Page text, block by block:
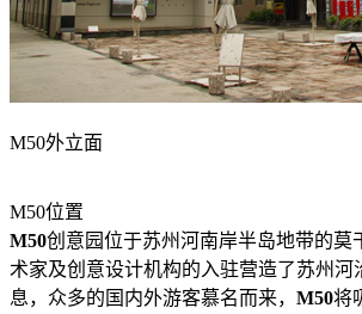
M50外立面
M50位置
M50创意园位于苏州河南岸半岛地带的莫
术家及创意设计机构的入驻营造了苏州河
息，众多的国内外游客慕名而来， M50将